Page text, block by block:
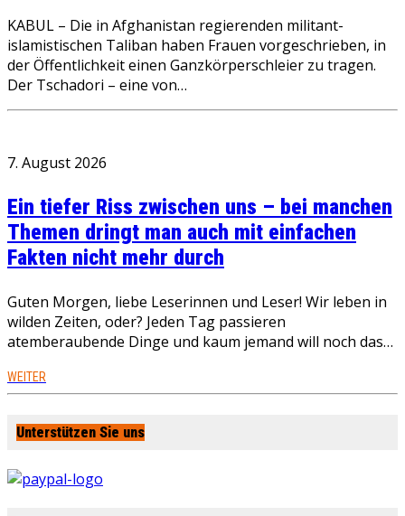
KABUL – Die in Afghanistan regierenden militant-
islamistischen Taliban haben Frauen vorgeschrieben, in
der Öffentlichkeit einen Ganzkörperschleier zu tragen.
Der Tschadori – eine von…
7. August 2026
Ein tiefer Riss zwischen uns – bei manchen
Themen dringt man auch mit einfachen
Fakten nicht mehr durch
Guten Morgen, liebe Leserinnen und Leser! Wir leben in
wilden Zeiten, oder? Jeden Tag passieren
atemberaubende Dinge und kaum jemand will noch das…
WEITER
Unterstützen Sie uns